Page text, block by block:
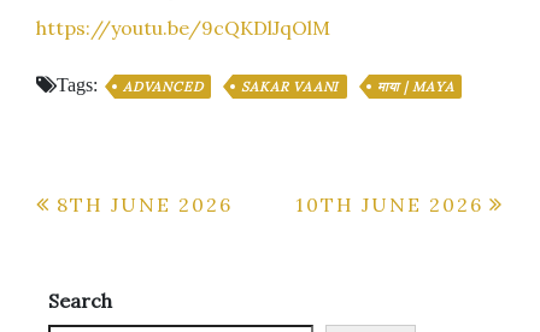
https://youtu.be/9cQKDlJqOlM
Tags: ADVANCED SAKAR VAANI माया | MAYA
Post
8TH JUNE 2026 10TH JUNE 2026
Search